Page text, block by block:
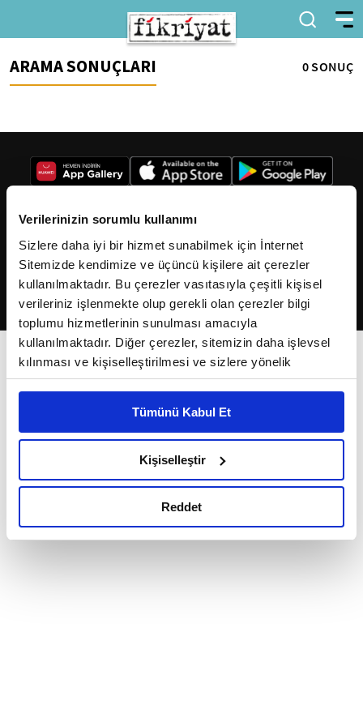
Verilerinizin sorumlu kullanımı
Sizlere daha iyi bir hizmet sunabilmek için İnternet
Sitemizde kendimize ve üçüncü kişilere ait çerezler
kullanılmaktadır. Bu çerezler vasıtasıyla çeşitli kişisel
verileriniz işlenmekte olup gerekli olan çerezler bilgi
toplumu hizmetlerinin sunulması amacıyla
kullanılmaktadır. Diğer çerezler, sitemizin daha işlevsel
kılınması ve kişiselleştirilmesi ve sizlere yönelik
reklam/pazarlama faaliyetlerinin yapılması, amaçlarıyla
Çerezlere ilişkin tercihlerinizi çerez paneli vasıtasıyla
belirleyebilirsiniz. Çerezlere ilişkin detaylı bilgi için
Ayarlar butonuna tıklayabilir,Çerez Bilgilendirme
Metnimizi ziyaret edebilirsiniz.
okumak ve sitemizi ziyaretiniz kapsamında
Tümünü Kabul Et
Kişiselleştir
Reddet
ARAMA SONUÇLARI 0 SONUÇ
2026Fikriyat. Tüm hakları saklıdır.